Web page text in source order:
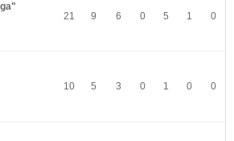
21 9 6 0 5 1 0
10 5 3 0 1 0 0